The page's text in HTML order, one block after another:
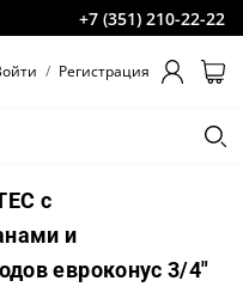
+7 (351) 210-22-22
/ Регистрация
с
и
евроконус 3/4"